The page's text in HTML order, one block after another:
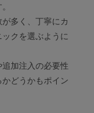
多く、丁寧にカ
クを選ぶように
加注入の必要性
どうかもポイン